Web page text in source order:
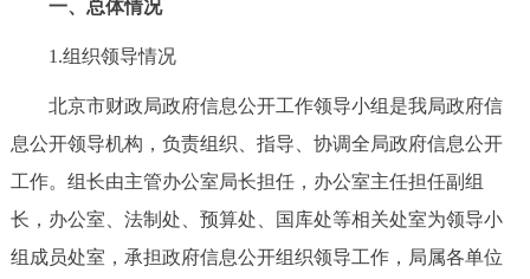
决策公开 专题公开
个人服务 法人服务 部门服务
一、总体情况
1.组织领导情况
北京市财政局政府信息公开工作领导小组是我局政府信
息公开领导机构，负责组织、指导、协调全局政府信息公开
工作。组长由主管办公室局长担任，办公室主任担任副组
长，办公室、法制处、预算处、国库处等相关处室为领导小
组成员处室，承担政府信息公开组织领导工作，局属各单位